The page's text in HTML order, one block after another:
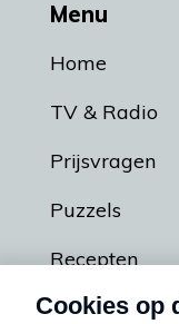
Menu
Home
TV & Radio
Prijsvragen
Puzzels
Recepten
Podcasts